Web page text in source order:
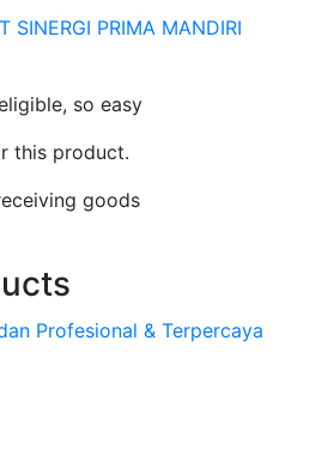
PRIMA MANDIRI
so easy
this product.
goods